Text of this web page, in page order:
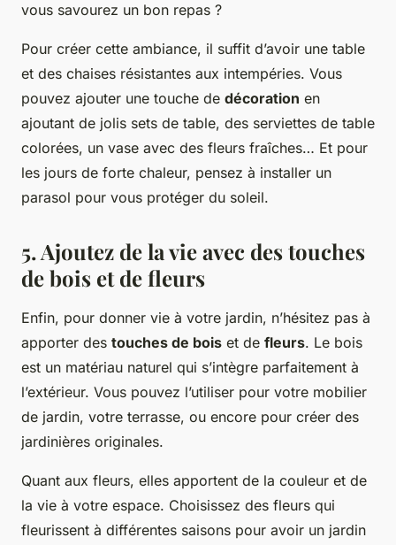
vous savourez un bon repas ?
Pour créer cette ambiance, il suffit d’avoir une table
et des chaises résistantes aux intempéries. Vous
pouvez ajouter une touche de décoration en
ajoutant de jolis sets de table, des serviettes de table
colorées, un vase avec des fleurs fraîches… Et pour
les jours de forte chaleur, pensez à installer un
parasol pour vous protéger du soleil.
5. Ajoutez de la vie avec des touches
de bois et de fleurs
Enfin, pour donner vie à votre jardin, n’hésitez pas à
apporter des touches de bois et de fleurs. Le bois
est un matériau naturel qui s’intègre parfaitement à
l’extérieur. Vous pouvez l’utiliser pour votre mobilier
de jardin, votre terrasse, ou encore pour créer des
jardinières originales.
Quant aux fleurs, elles apportent de la couleur et de
la vie à votre espace. Choisissez des fleurs qui
fleurissent à différentes saisons pour avoir un jardin